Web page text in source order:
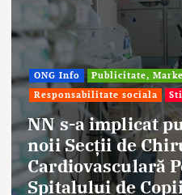
ONG Info
Publicitate,
Responsabilitate sociala
NN s-a implicat
noii Secții de
Cardiovasculară
Spitalului de